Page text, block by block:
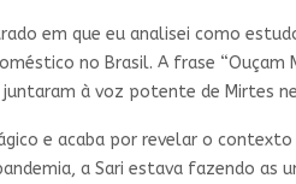
em que eu analisei como
no Brasil. A frase “Ouçam
juntaram à voz potente de Mirtes
e acaba por revelar o
a Sari estava fazendo as